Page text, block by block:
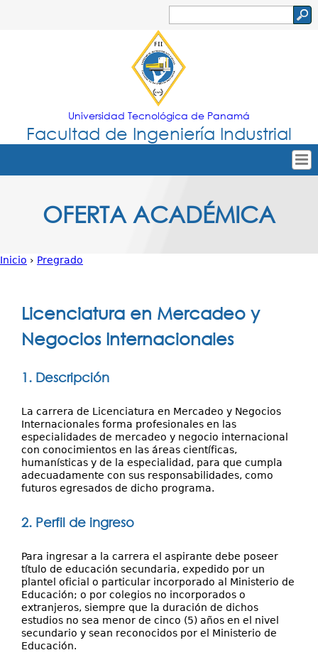
Jump to navigation
de
búsqueda
Universidad Tecnológica de Panamá
Facultad de Ingeniería Industrial
Nuestra Facultad
Investigación
Servicios
OFERTA ACADÉMICA
está
aquí
Inicio › Pregrado
Licenciatura en Mercadeo y
Negocios Internacionales
1. Descripción
La carrera de Licenciatura en Mercadeo y Negocios
Internacionales forma profesionales en las
especialidades de mercadeo y negocio internacional
con conocimientos en las áreas científicas,
humanísticas y de la especialidad, para que cumpla
adecuadamente con sus responsabilidades, como
futuros egresados de dicho programa.
2. Perfil de ingreso
Para ingresar a la carrera el aspirante debe poseer
título de educación secundaria, expedido por un
plantel oficial o particular incorporado al Ministerio de
Educación; o por colegios no incorporados o
extranjeros, siempre que la duración de dichos
estudios no sea menor de cinco (5) años en el nivel
secundario y sean reconocidos por el Ministerio de
Educación.